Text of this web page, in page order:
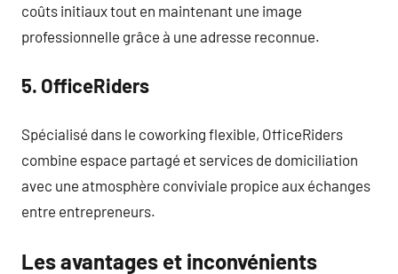
coûts initiaux tout en maintenant une image
professionnelle grâce à une adresse reconnue.
5. OfficeRiders
Spécialisé dans le coworking flexible, OfficeRiders
combine espace partagé et services de domiciliation
avec une atmosphère conviviale propice aux échanges
entre entrepreneurs.
Les avantages et inconvénients